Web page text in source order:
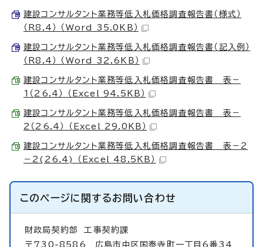
建設コンサルタント業務等低入札価格調査報告書（様式）
（R8.4） （Word 35.0KB）
建設コンサルタント業務等低入札価格調査報告書（記入例）
（R8.4） （Word 32.6KB）
建設コンサルタント業務等低入札価格調査報告書 表－
1（26.4） （Excel 94.5KB）
建設コンサルタント業務等低入札価格調査報告書 表－
2（26.4） （Excel 29.0KB）
建設コンサルタント業務等低入札価格調査報告書 表－2
－2(26.4) （Excel 48.5KB）
このページに関するお問い合わせ
財政局契約部工事契約課
〒730-8586 広島市中区国泰寺町一丁目6番34